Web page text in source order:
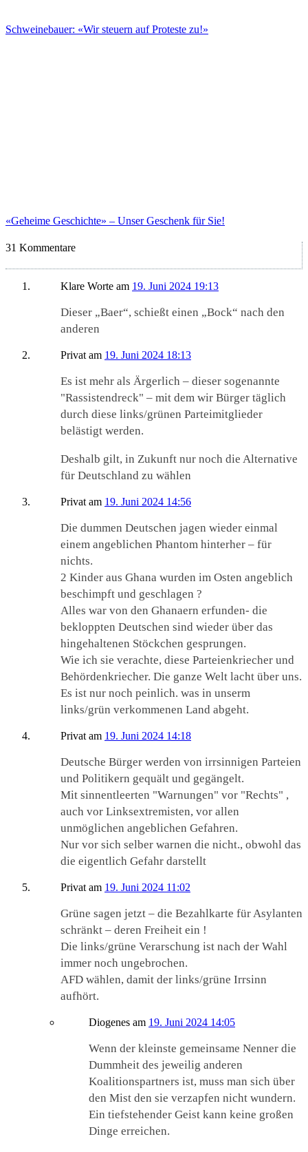
Schweinebauer: «Wir steuern auf Proteste zu!»
«Geheime Geschichte» – Unser Geschenk für Sie!
31 Kommentare
Klare Worte am 19. Juni 2024 19:13
Dieser „Baer“, schießt einen „Bock“ nach den
anderen
Privatam 19. Juni 2024 18:13
Es ist mehr als Ärgerlich – dieser sogenannte
"Rassistendreck" – mit dem wir Bürger täglich
durch diese links/grünen Parteimitglieder
belästigt werden.
Deshalb gilt, in Zukunft nur noch die Alternative
für Deutschland zu wählen
Privatam 19. Juni 2024 14:56
Die dummen Deutschen jagen wieder einmal
einem angeblichen Phantom hinterher – für
nichts.
2 Kinder aus Ghana wurden im Osten angeblich
beschimpft und geschlagen ?
Alles war von den Ghanaern erfunden- die
bekloppten Deutschen sind wieder über das
hingehaltenen Stöckchen gesprungen.
Wie ich sie verachte, diese Parteienkriecher und
Behördenkriecher. Die ganze Welt lacht über uns.
Es ist nur noch peinlich. was in unserm
links/grün verkommenen Land abgeht.
Privatam 19. Juni 2024 14:18
Deutsche Bürger werden von irrsinnigen Parteien
und Politikern gequält und gegängelt.
Mit sinnentleerten "Warnungen" vor "Rechts" ,
auch vor Linksextremisten, vor allen
unmöglichen angeblichen Gefahren.
Nur vor sich selber warnen die nicht., obwohl das
die eigentlich Gefahr darstellt
Privatam 19. Juni 2024 11:02
Grüne sagen jetzt – die Bezahlkarte für Asylanten
schränkt – deren Freiheit ein !
Die links/grüne Verarschung ist nach der Wahl
immer noch ungebrochen.
AFD wählen, damit der links/grüne Irrsinn
aufhört.
Diogenes am 19. Juni 2024 14:05
Wenn der kleinste gemeinsame Nenner die
Dummheit des jeweilig anderen
Koalitionspartners ist, muss man sich über
den Mist den sie verzapfen nicht wundern.
Ein tiefstehender Geist kann keine großen
Dinge erreichen.